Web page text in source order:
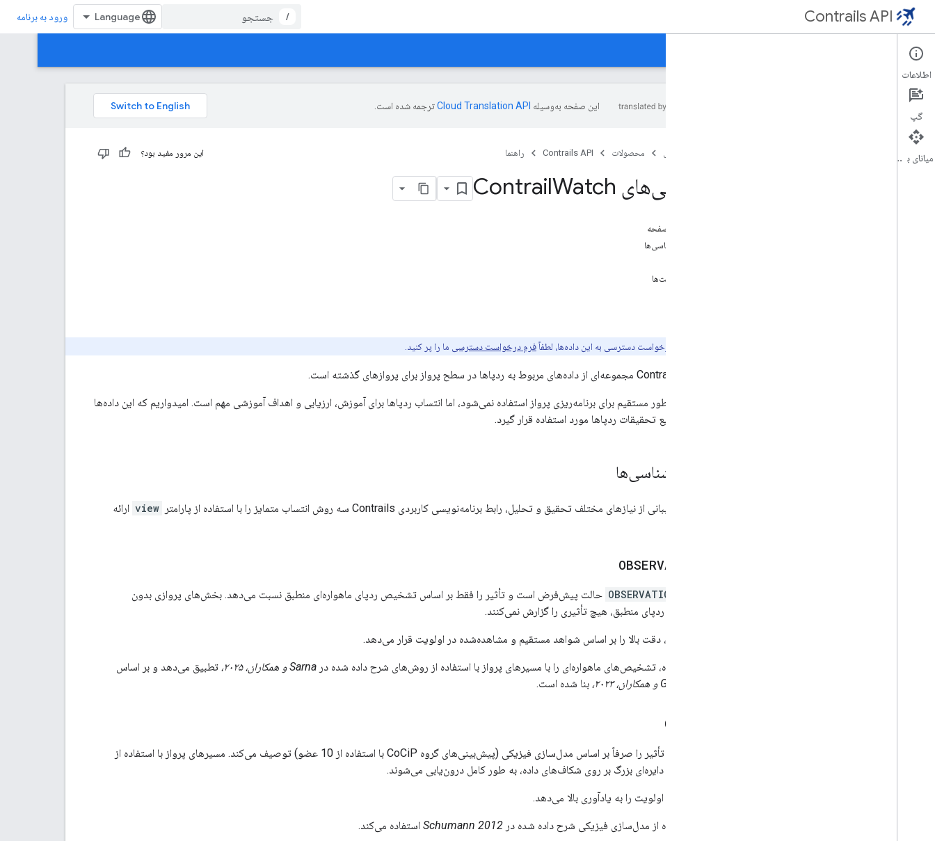
Contrails API
/ ورود به برنامه
نمای کلی
مرور کلی API کانتریلز
این صفحه به‌وسیله ترجمه شده است.
صفحه اصلی محصولات Contrails API راهنما این مرور مفید بود؟
ویژگی‌های Contrail Watch
در این صفحه
روش‌شناسی‌ها
محدودیت‌ها
برای درخواست دسترسی به این داده‌ها، لطفاًفرم درخواست دسترسی ما را پر کنید.
ContrailWatch مجموعه‌ای از داده‌های مربوط به ردپاها در سطح پرواز برای پروازهای گذشته است.
اگرچه به‌طور مستقیم برای برنامه‌ریزی پرواز استفاده نمی‌شود، اما انتساب ردپاها برای آموزش، ارزیابی و اهداف آموزشی مهم است. امیدواریم که این داده‌ها
برای تسریع تحقیقات ردپاها مورد استفاده قرار گیرد.
روش‌شناسی‌ها
برای پشتیبانی از نیازهای مختلف تحقیق و تحلیل، رابط برنامه‌نویسی کاربردی Contrails سه روش انتساب متمایز را با استفاده از پارامتر view ارائه
OBSERVATION
OBSERVATION حالت پیش‌فرض است و تأثیر را فقط بر اساس تشخیص ردپای ماهواره‌ای منطبق نسبت می‌دهد. بخش‌های پروازی بدون
تشخیص ردپای منطبق، هیچ تأثیری را گزارش نمی‌کنند.
این حالت، دقت بالا را بر اساس شواهد مستقیم و مشاهده‌شده در اولویت قرار می‌دهد.
این دیدگاه، تشخیص‌های ماهواره‌ای را با مسیرهای پرواز با استفاده از روش‌های شرح داده شده در Sarna و همکاران، ۲۰۲۵،
تطبیق می‌دهد و بر اساس
Geraedts و همکاران، ۲۰۲۳،
بنا شده است.
COCIP
تأثیر را صرفاً بر اساس مدل‌سازی فیزیکی (پیش‌بینی‌های گروه CoCiP با استفاده از 10 عضو) توصیف می‌کند. مسیرهای پرواز با استفاده از
مسیرهای دایره‌ای بزرگ بر روی شکاف‌های داده، به طور کامل درون‌یابی می‌شوند.
این حالت اولویت را به یادآوری بالا می‌دهد.
این دیدگاه از مدل‌سازی فیزیکی شرح داده شده در Schumann 2012 استفاده می‌کند.
اطلاعات
گپ
میانای برنامه‌سازی کاربردی